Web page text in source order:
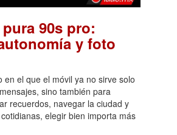
pura 90s pro:
y foto
en el que el móvil ya no sirve solo
sino también para
recuerdos, navegar la ciudad y
elegir bien importa más